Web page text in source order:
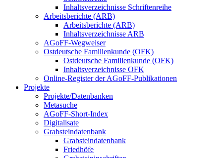
Inhaltsverzeichnisse Schriftenreihe
Arbeitsberichte (ARB)
Arbeitsberichte (ARB)
Inhaltsverzeichnisse ARB
AGoFF-Wegweiser
Ostdeutsche Familienkunde (OFK)
Ostdeutsche Familienkunde (OFK)
Inhaltsverzeichnisse OFK
Online-Register der AGoFF-Publikationen
Projekte
Projekte/Datenbanken
Metasuche
AGoFF-Short-Index
Digitalisate
Grabsteindatenbank
Grabsteindatenbank
Friedhöfe